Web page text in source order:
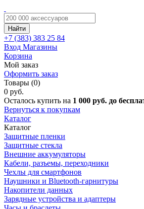
Найти
+7 (383) 383 25 84
Вход Магазины
Корзина
Мой заказ
Оформить заказ
Товары (0)
0 руб.
Осталось купить на 1 000 руб. до
Вернуться к покупкам
Каталог
Каталог
Защитные пленки
Защитные стекла
Внешние аккумуляторы
Кабели, разъемы, переходники
Чехлы для смартфонов
Наушники и Bluetooth-гарнитуры
Накопители данных
Зарядные устройства и адаптеры